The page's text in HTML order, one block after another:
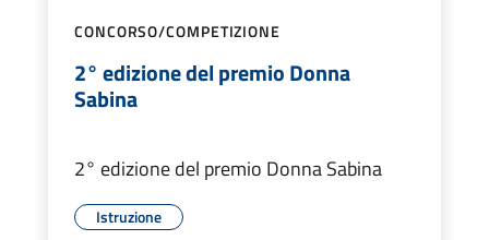
CONCORSO/COMPETIZIONE
2° edizione del premio Donna
Sabina
2° edizione del premio Donna Sabina
Istruzione